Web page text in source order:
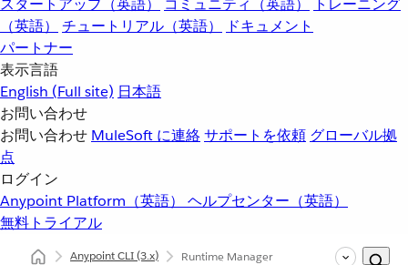
スタートアップ（英語）
コミュニティ（英語）
トレーニング
（英語）
チュートリアル（英語）
ドキュメント
パートナー
表示言語
English (Full site) 日本語
お問い合わせ
お問い合わせ MuleSoft に連絡サポートを依頼 グローバル拠
点
ログイン
Anypoint Platform（英語） ヘルプセンター（英語）
無料トライアル
Anypoint CLI(3.x) Runtime Manager